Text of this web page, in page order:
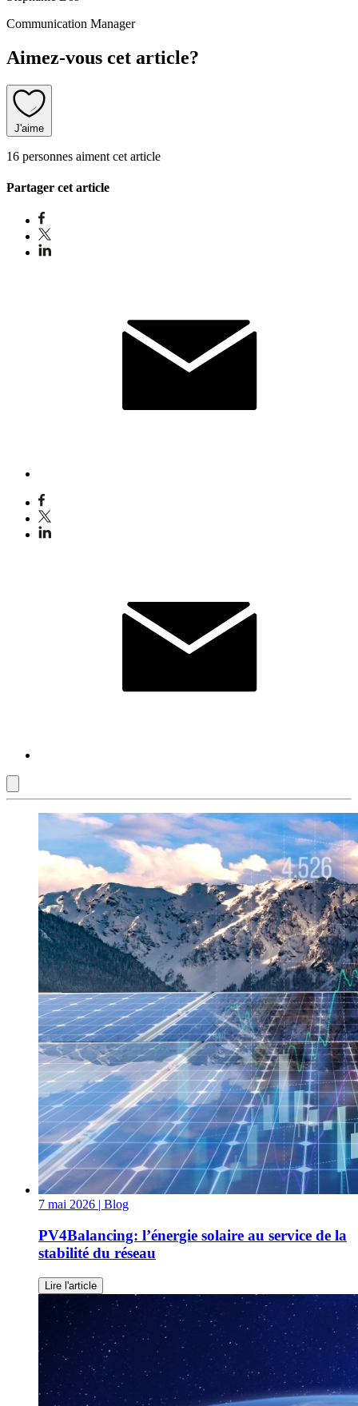
Communication Manager
Aimez-vous cet article?
J'aime
16 personnes aiment cet article
Partager cet article
7 mai 2026 | Blog
PV4Balancing: l’énergie solaire au service de la
stabilité du réseau
Lire l'article